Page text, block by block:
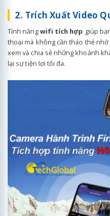
2. Trích Xuất Video
Tính năngwifi tích hợp giúp
thoại mà không cần tháo thẻ
xem và chia sẻ những khoảnh
lại sự tiện lợi tối đa.